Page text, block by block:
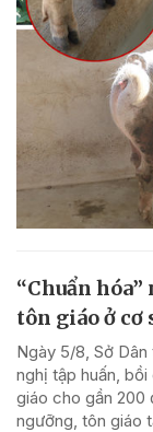
“Chuẩn
tôn giáo ở cơ
Ngày 5/8, Sở
nghị tập huấn,
giáo cho gần 200
ngưỡng, tôn giáo